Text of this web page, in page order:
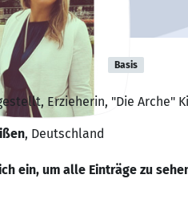
Zerche Basis
Erzieherin, "Die Arche"
, Deutschland
ein, um alle Einträge zu